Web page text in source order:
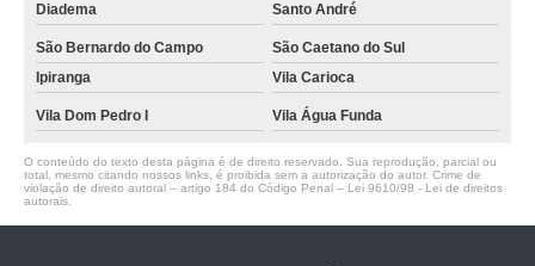
Diadema Santo André
São Bernardo do Campo
São Caetano do Sul
Ipiranga
Vila Carioca
Vila Dom Pedro I Vila Água Funda
O conteúdo do texto desta página é de direito reservado. Sua reprodução, parcial ou
total, mesmo citando nossos links, é proibida sem a autorização do autor. Crime de
violação de direito autoral – artigo 184 do Código Penal – Lei 9610/98 - Lei de direitos
autorais